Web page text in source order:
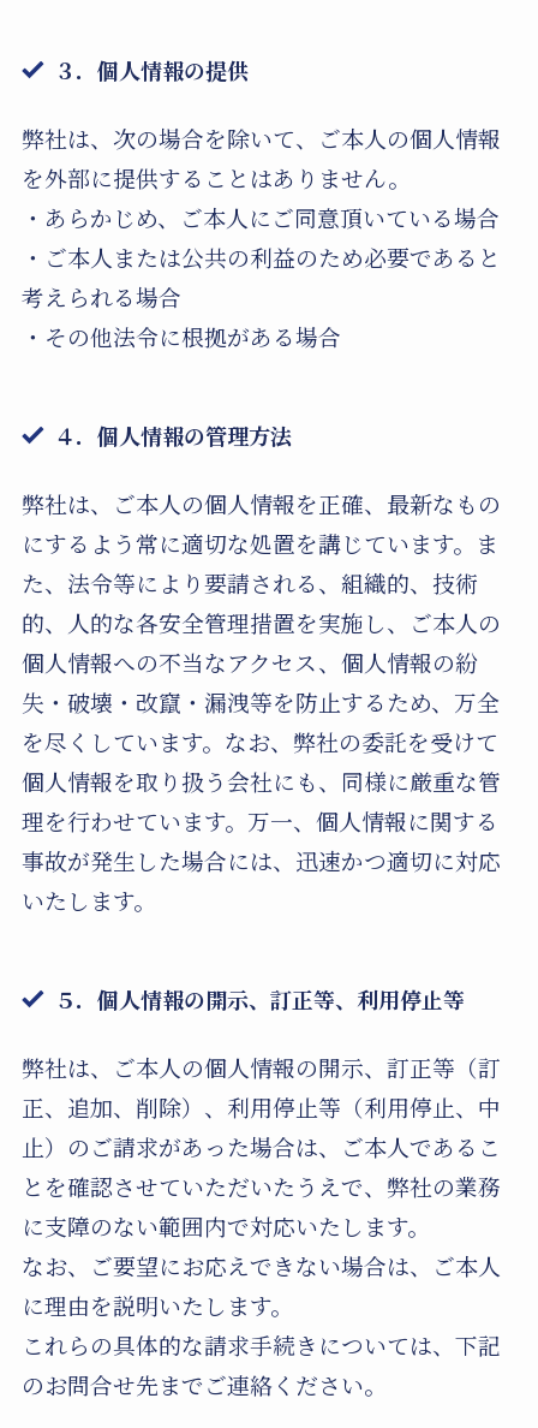
３． 個人情報の提供
弊社は、次の場合を除いて、ご本人の個人情報
を外部に提供することはありません。
・あらかじめ、ご本人にご同意頂いている場合
・ご本人または公共の利益のため必要であると
考えられる場合
・その他法令に根拠がある場合
４． 個人情報の管理方法
弊社は、ご本人の個人情報を正確、最新なもの
にするよう常に適切な処置を講じています。ま
た、法令等により要請される、組織的、技術
的、人的な各安全管理措置を実施し、ご本人の
個人情報への不当なアクセス、個人情報の紛
失・破壊・改竄・漏洩等を防止するため、万全
を尽くしています。なお、弊社の委託を受けて
個人情報を取り扱う会社にも、同様に厳重な管
理を行わせています。万一、個人情報に関する
事故が発生した場合には、迅速かつ適切に対応
いたします。
５． 個人情報の開示、訂正等、利用停止等
弊社は、ご本人の個人情報の開示、訂正等（訂
正、追加、削除）、利用停止等（利用停止、中
止）のご請求があった場合は、ご本人であるこ
とを確認させていただいたうえで、弊社の業務
に支障のない範囲内で対応いたします。
なお、ご要望にお応えできない場合は、ご本人
に理由を説明いたします。
これらの具体的な請求手続きについては、下記
のお問合せ先までご連絡ください。